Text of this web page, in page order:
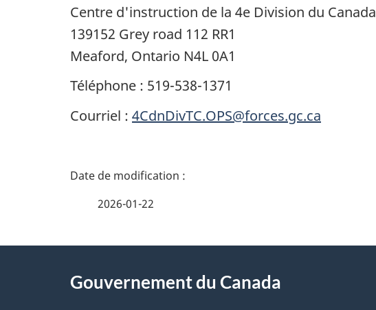
Centre d'instruction de la 4e Division du Canada
139152 Grey road 112 RR1
Meaford, Ontario N4L 0A1
Téléphone : 519-538-1371
Courriel : 4CdnDivTC.OPS@forces.gc.ca
D
a
2026-01-22
proposGouvernement du Canada